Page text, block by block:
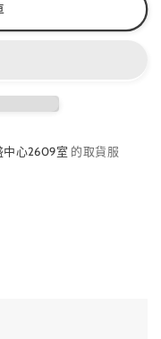
中心2609室 的取貨服